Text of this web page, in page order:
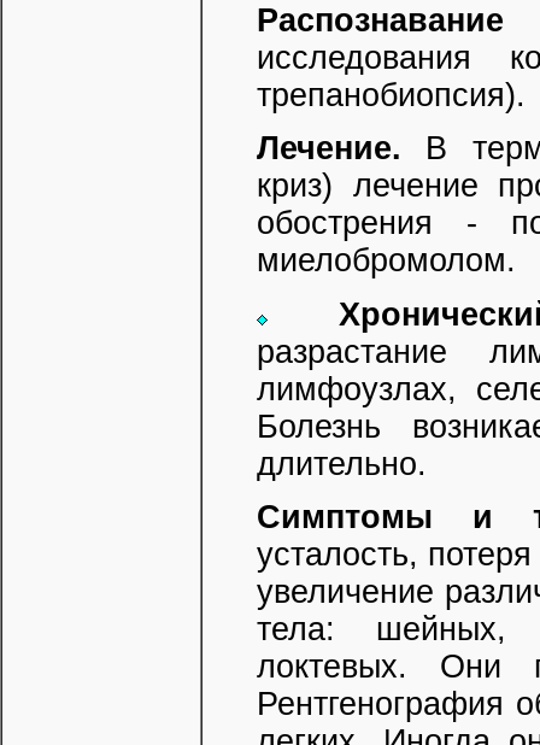
Распознавание
исследования
трепанобиопсия).
Лечение. В
криз) лечение
обострения -
миелобромолом.
разрастание
лимфоузлах,
Болезнь
длительно.
Симптомы и
усталость,
увеличение
тела: шейных,
локтевых. Они
Рентгенография